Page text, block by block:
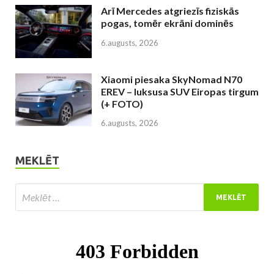
Arī Mercedes atgriezīs fiziskās
pogas, tomēr ekrāni dominēs
6.augusts, 2026
Xiaomi piesaka SkyNomad N70
EREV – luksusa SUV Eiropas tirgum
(+ FOTO)
6.augusts, 2026
MEKLĒT